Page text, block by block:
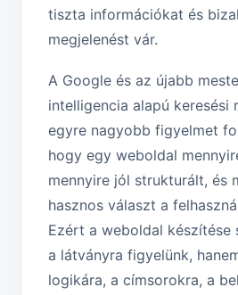
tiszta információkat és
megjelenést vár.
A Google és az újabb
intelligencia alapú keresési
egyre nagyobb figyelmet
hogy egy weboldal
mennyire jól strukturált, és
hasznos választ a
Ezért a weboldal készítése
a látványra figyelünk,
logikára, a címsorokra, a